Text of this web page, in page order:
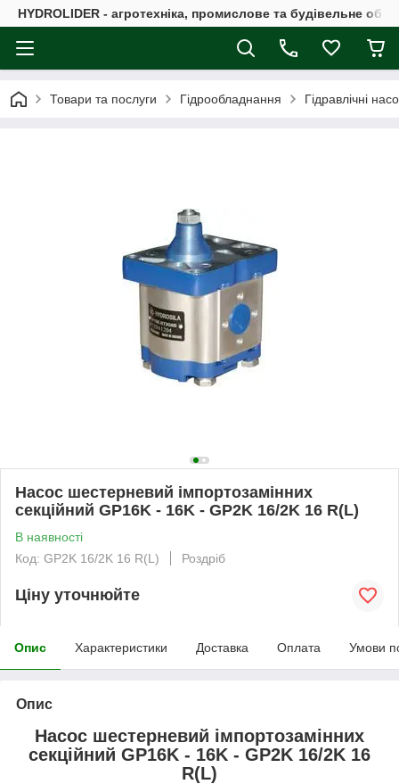
HYDROLIDER - агротехніка, промислове та будівельне
Товари та послуги Гідрообладнання Гідравлічні
Насос шестерневий імпортозамінних
секційний GP16K - 16K - GP2K 16/2K 16 R(L)
В наявності
Код: GP2K 16/2K 16 R(L)
Роздріб
Ціну уточнюйте
Опис Характеристики Доставка Оплата Умови
Опис
Насос шестерневий імпортозамінних
секційний GP16K - 16K - GP2K 16/2K 16
R(L)